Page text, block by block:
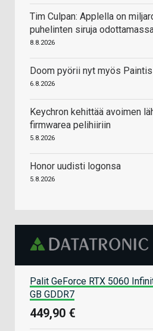
Tim Culpan: Applella on
puhelinten siruja
8.8.2026
Doom pyörii nyt myös
6.8.2026
Keychron kehittää avoimen
firmwarea pelihiiriin
5.8.2026
Honor uudisti logonsa
5.8.2026
Palit GeForce RTX 5060
GB GDDR7
449,90 €